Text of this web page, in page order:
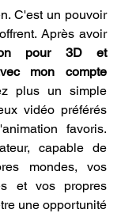
C'est un pouvoir
Après avoir
pour 3D et
mon compte
plus un simple
vidéo préférés
favoris.
capable de
mondes, vos
et vos propres
une opportunité